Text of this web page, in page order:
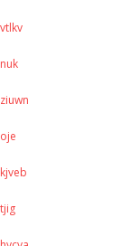
vtlkv
nuk
ziuwn
oje
kjveb
tjig